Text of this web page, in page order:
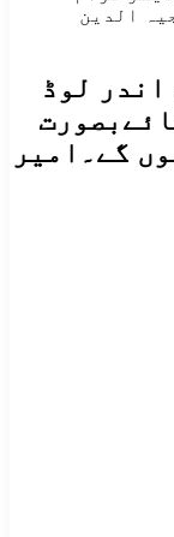
الدین
لوڈ
گے۔امیر